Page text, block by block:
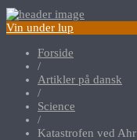
Vin under lup
Forside
/
Artikler på dansk
/
Science
/
Katastrofen ved Ahr